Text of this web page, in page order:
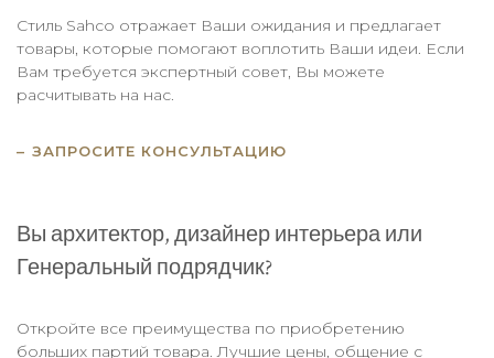
Стиль Sahco отражает Ваши ожидания и предлагает
товары, которые помогают воплотить Ваши идеи. Если
Вам требуется экспертный совет, Вы можете
расчитывать на нас.
ЗАПРОСИТЕ КОНСУЛЬТАЦИЮ
Вы архитектор, дизайнер интерьера или
Генеральный подрядчик?
Откройте все преимущества по приобретению
больших партий товара. Лучшие цены, общение с